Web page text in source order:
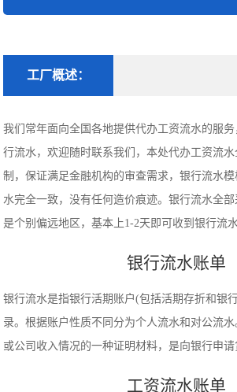
工厂概述：
我们常年面向全国各地提供代办工资流水的服
行流水，欢迎随时联系我们，本处代办工资流
制，保证满足金融机构的审查需求，银行流水
水完全一致，没有任何造价痕迹。银行流水全
是个别偏远地区，基本上1-2天即可收到银行流水
银行流水账单
银行流水是指银行活期账户(包括活期存折和银
录。根据账户性质不同分为个人流水和对公流
或公司收入情况的一种证明材料，是向银行申请
工资流水账单